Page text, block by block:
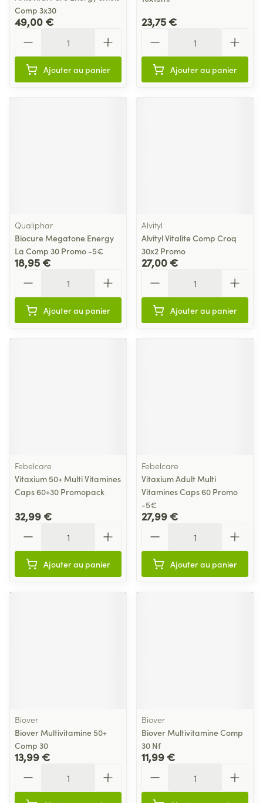
Comp 3x30
49,00 €
Ajouter au panier
23,75 €
Ajouter au panier
Qualiphar
Biocure Megatone Energy
La Comp 30 Promo -5€
18,95 €
Ajouter au panier
Alvityl
Alvityl Vitalite Comp Croq
30x2 Promo
27,00 €
Ajouter au panier
Febelcare
Vitaxium 50+ Multi Vitamines
Caps 60+30 Promopack
32,99 €
Ajouter au panier
Febelcare
Vitaxium Adult Multi
Vitamines Caps 60 Promo
-5€
27,99 €
Ajouter au panier
Biover
Biover Multivitamine 50+
Comp 30
13,99 €
Biover
Biover Multivitamine Comp
30 Nf
11,99 €